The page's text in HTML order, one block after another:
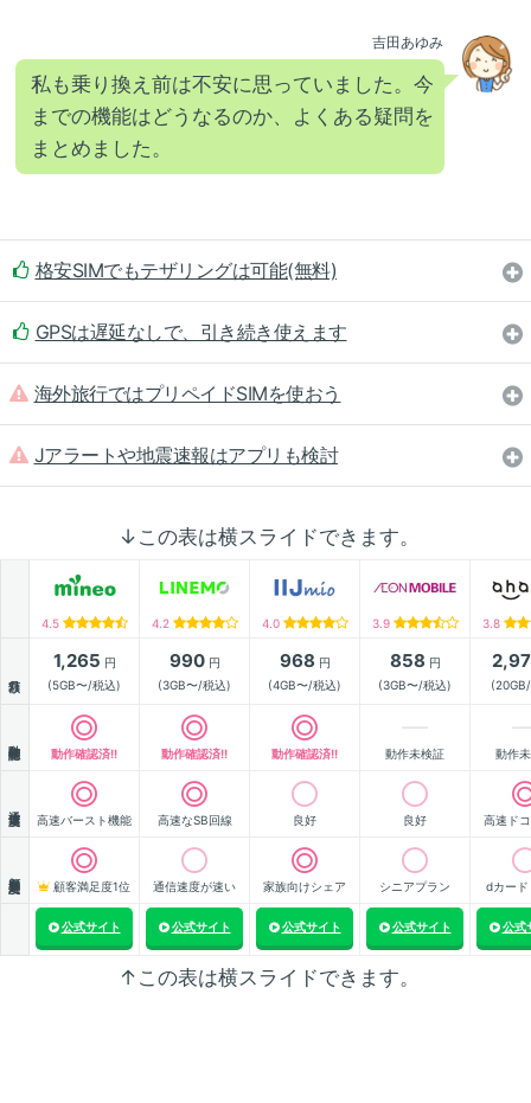
吉田あゆみ
私も乗り換え前は不安に思っていました。今
までの機能はどうなるのか、よくある疑問を
まとめました。
格安SIMでもテザリングは可能(無料)
GPSは遅延なしで、引き続き使えます
海外旅行ではプリペイドSIMを使おう
Jアラートや地震速報はアプリも検討
↓この表は横スライドできます。
4.5 4.2 4.0 3.9 3.8
1,265 円
(5GB〜/税込)
990円
(3GB〜/税込)
968 円
(4GB〜/税込)
858 円
(3GB〜/税込)
動作確認済!! 動作確認済!! 動作確認済!! 動作未検証 動作
高速バースト機能 高速なSB回線 良好 良好 高速ド
顧客満足度1位 通信速度が速い 家族向けシェア シニアプラン dカード
公式サイト 公式サイト 公式サイト 公式サイト 公式
↑この表は横スライドできます。